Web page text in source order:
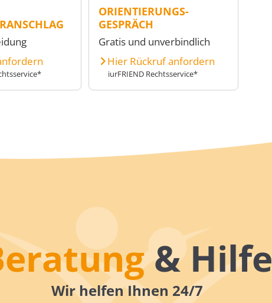
ORIENTIERUNGS-
GESPRÄCH
Gratis und unverbindlich
Hier Rückruf anfordern
iurFRIEND Rechtsservice*
& Hilfe
Wir helfen Ihnen 24/7